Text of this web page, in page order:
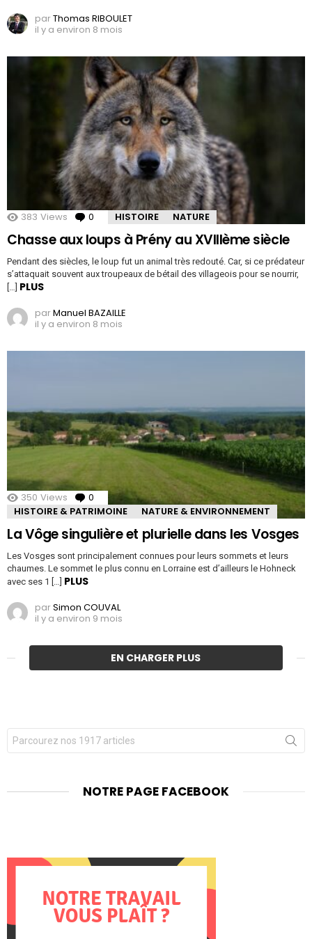
parThomas RIBOULET
il y a environ 8 mois
383 Views 0 Comments
HISTOIRE NATURE
Chasse aux loups à Prény au XVIIIème siècle
Pendant des siècles, le loup fut un animal très redouté. Car, si ce prédateur
s’attaquait souvent aux troupeaux de bétail des villageois pour se nourrir,
PLUS
parManuel BAZAILLE
il y a environ 8 mois
350 Views 0
Comments
HISTOIRE & PATRIMOINE
NATURE & ENVIRONNEMENT
La Vôge singulière et plurielle dans les Vosges
Les Vosges sont principalement connues pour leurs sommets et leurs
chaumes. Le sommet le plus connu en Lorraine est d’ailleurs le Hohneck
avec ses 1 […] PLUS
parSimon COUVAL
il y a environ 9 mois
EN CHARGER PLUS
Chercher
pour
:
NOTRE PAGE FACEBOOK